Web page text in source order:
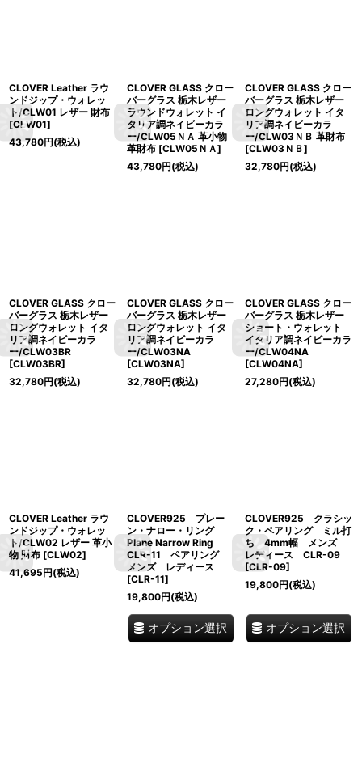
CLOVER Leather ラウ
ンドジップ・ウォレッ
ト/CLW01 レザー 財布
[CLW01]
43,780円(税込)
CLOVER GLASS クロー
バーグラス 栃木レザー
ラウンドウォレット イ
タリア調ネイビーカラ
ー/CLW05ＮＡ 革小物
革財布 [CLW05ＮＡ]
43,780円(税込)
CLOVER GLASS クロー
バーグラス 栃木レザー
ロングウォレット イタ
リア調ネイビーカラ
ー/CLW03ＮＢ 革財布
[CLW03ＮＢ]
32,780円(税込)
CLOVER GLASS クロー
バーグラス 栃木レザー
ロングウォレット イタ
リア調ネイビーカラ
ー/CLW03BR
[CLW03BR]
32,780円(税込)
CLOVER GLASS クロー
バーグラス 栃木レザー
ロングウォレット イタ
リア調ネイビーカラ
ー/CLW03NA
[CLW03NA]
32,780円(税込)
CLOVER GLASS クロー
バーグラス 栃木レザー
ショート・ウォレット
イタリア調ネイビーカラ
ー/CLW04NA
[CLW04NA]
27,280円(税込)
CLOVER Leather ラウ
ンドジップ・ウォレッ
ト/CLW02 レザー 革小
物 財布 [CLW02]
41,695円(税込)
CLOVER925 プレー
ン・ナロー・リング
Plane Narrow Ring
CLR-11 ペアリング
メンズ レディース
[CLR-11]
19,800円(税込)
オプション選択
CLOVER925 クラシッ
ク・ペアリング ミル打
ち 4mm幅 メンズ
レディース CLR-09
[CLR-09]
19,800円(税込)
オプション選択